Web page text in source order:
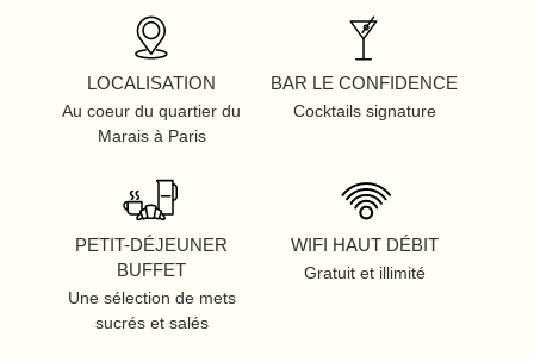
LOCALISATION
Au coeur du quartier du
Marais à Paris
BAR LE CONFIDENCE
Cocktails signature
PETIT-DÉJEUNER
BUFFET
Une sélection de mets
sucrés et salés
WIFI HAUT DÉBIT
Gratuit et illimité